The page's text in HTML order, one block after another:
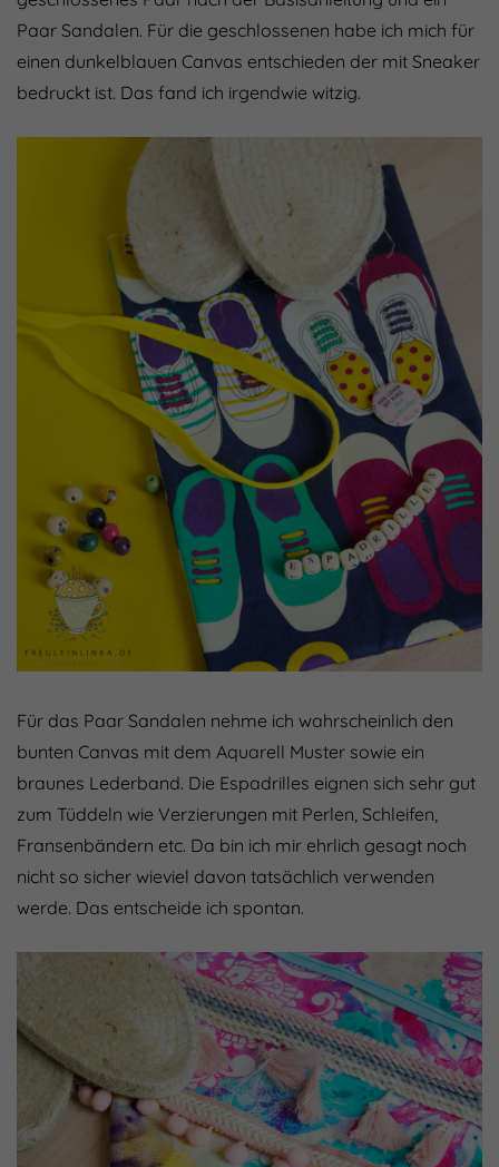
Paar Sandalen. Für die geschlossenen habe ich mich für
einen dunkelblauen Canvas entschieden der mit Sneaker
bedruckt ist. Das fand ich irgendwie witzig.
Für das Paar Sandalen nehme ich wahrscheinlich den
bunten Canvas mit dem Aquarell Muster sowie ein
braunes Lederband. Die Espadrilles eignen sich sehr gut
zum Tüddeln wie Verzierungen mit Perlen, Schleifen,
Fransenbändern etc. Da bin ich mir ehrlich gesagt noch
nicht so sicher wieviel davon tatsächlich verwenden
werde. Das entscheide ich spontan.